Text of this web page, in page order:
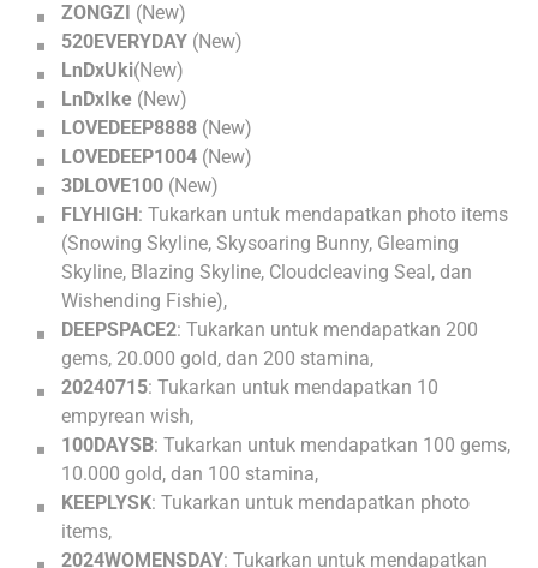
ZONGZI (New)
520EVERYDAY (New)
LnDxUki(New)
LnDxIke (New)
LOVEDEEP8888 (New)
LOVEDEEP1004 (New)
3DLOVE100 (New)
FLYHIGH: Tukarkan untuk mendapatkan photo items
(Snowing Skyline, Skysoaring Bunny, Gleaming
Skyline, Blazing Skyline, Cloudcleaving Seal, dan
Wishending Fishie),
DEEPSPACE2: Tukarkan untuk mendapatkan 200
gems, 20.000 gold, dan 200 stamina,
20240715: Tukarkan untuk mendapatkan 10
empyrean wish,
100DAYSB: Tukarkan untuk mendapatkan 100 gems,
10.000 gold, dan 100 stamina,
KEEPLYSK: Tukarkan untuk mendapatkan photo
items,
2024WOMENSDAY: Tukarkan untuk mendapatkan